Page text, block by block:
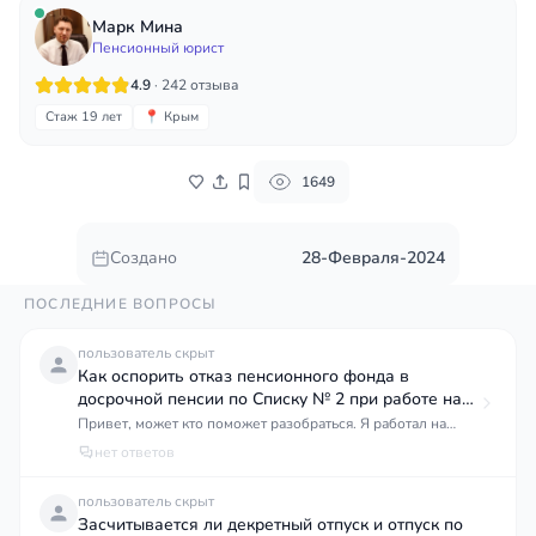
Марк Мина
Пенсионный юрист
4.9· 242 отзыва
Стаж 19 лет 📍 Крым
1649
Создано 28-Февраля-2024
ПОСЛЕДНИЕ ВОПРОСЫ
пользователь скрыт
Как оспорить отказ пенсионного фонда в
досрочной пенсии по Списку № 2 при работе на
химическом производстве?
Привет, может кто поможет разобраться. Я работал на
химическом производстве в Прикубанском округе,
документов нормальных я не собирал, честно говоря. Вот
нет ответов
пользователь скрыт
Засчитывается ли декретный отпуск и отпуск по